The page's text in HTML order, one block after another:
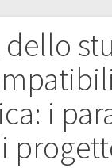
dello
i